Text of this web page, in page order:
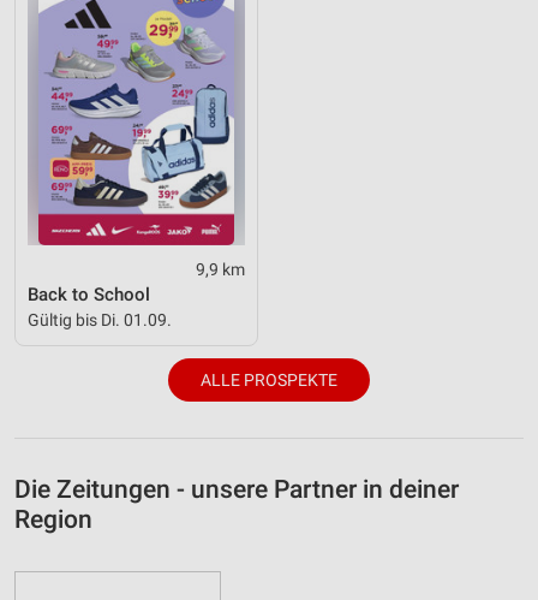
9,9 km
Back to School
Gültig bis Di. 01.09.
ALLE PROSPEKTE
Die Zeitungen - unsere Partner in deiner
Region